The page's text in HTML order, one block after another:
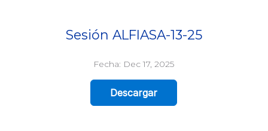
Sesión ALFIASA-13-25
Fecha: Dec 17, 2025
Descargar